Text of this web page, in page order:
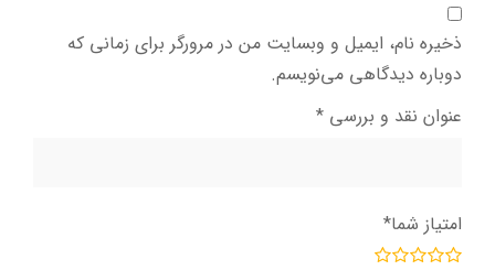
ذخیره نام، ایمیل و وبسایت من در مرورگر برای زمانی که
دوباره دیدگاهی می‌نویسم.
عنوان نقد و بررسی *
امتیاز شما*